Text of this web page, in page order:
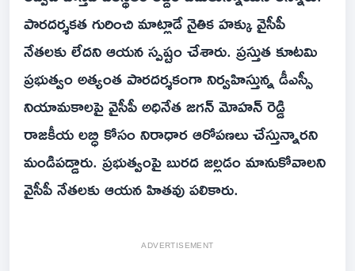
పారదర్శకత గురించి మాట్లాడే నైతిక హక్కు వైసీపీ
నేతలకు లేదని ఆయన స్పష్టం చేశారు. ప్రస్తుత కూటమి
ప్రభుత్వం అత్యంత పారదర్శకంగా నిర్వహిస్తున్న డీఎస్సీ
నియామకాలపై వైసీపీ అధినేత జగన్ మోహన్ రెడ్డి
రాజకీయ లబ్ధి కోసం నిరాధార ఆరోపణలు చేస్తున్నారని
మండిపడ్డారు. ప్రభుత్వంపై బురద జల్లడం మానుకోవాలని
వైసీపీ నేతలకు ఆయన హితవు పలికారు.
ADVERTISEMENT